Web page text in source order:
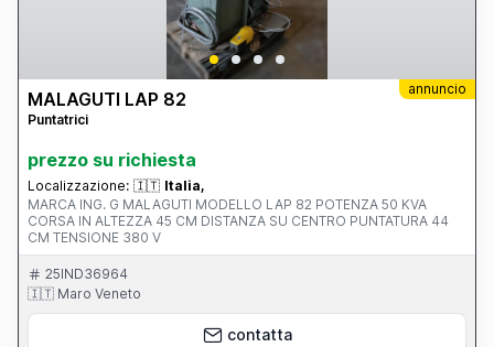
annuncio
MALAGUTI LAP 82
Puntatrici
prezzo su richiesta
Localizzazione: 🇮🇹 Italia,
MARCA ING. G MALAGUTI MODELLO LAP 82 POTENZA 50 KVA
CORSA IN ALTEZZA 45 CM DISTANZA SU CENTRO PUNTATURA 44
CM TENSIONE 380 V
25IND36964
🇮🇹 Maro Veneto
contatta